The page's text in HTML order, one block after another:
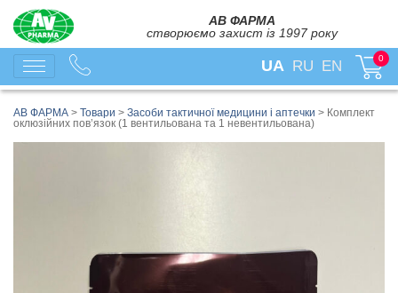
АВ ФАРМА
створюємо захист із 1997 року
UA RU EN 0
АВ ФАРМА > Товари > Засоби тактичної медицини і аптечки > Комплект
оклюзійних пов’язок (1 вентильована та 1 невентильована)